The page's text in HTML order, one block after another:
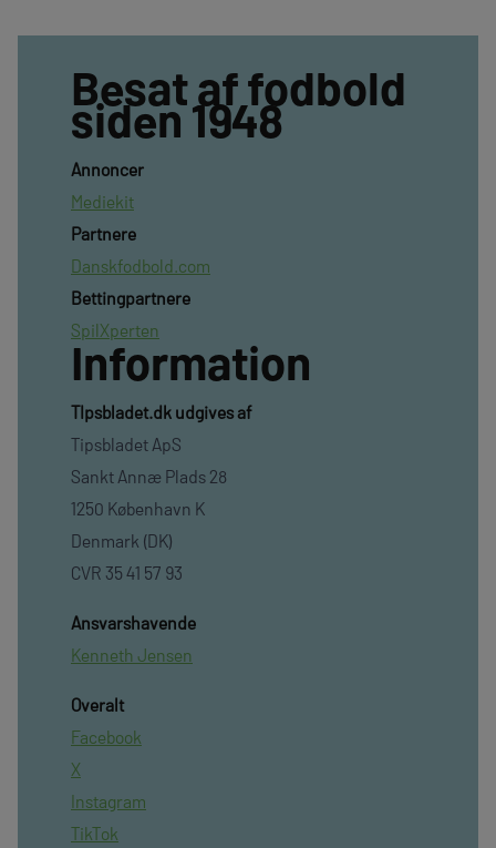
Besat af fodbold
siden 1948
Annoncer
Mediekit
Partnere
Danskfodbold.com
Bettingpartnere
SpilXperten
Information
TIpsbladet.dk udgives af
Tipsbladet ApS
Sankt Annæ Plads 28
1250 København K
Denmark (DK)
CVR 35 41 57 93
Ansvarshavende
Kenneth Jensen
Overalt
Facebook
X
Instagram
TikTok